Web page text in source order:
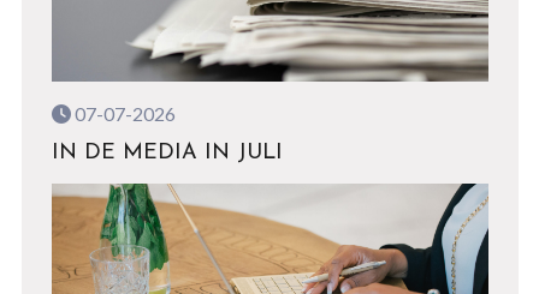
07-07-2026
IN DE MEDIA IN JULI